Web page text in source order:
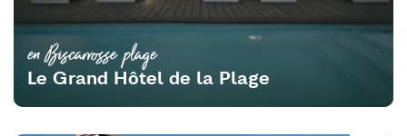
en Biscarrosse plage
Le Grand Hôtel de la Plage